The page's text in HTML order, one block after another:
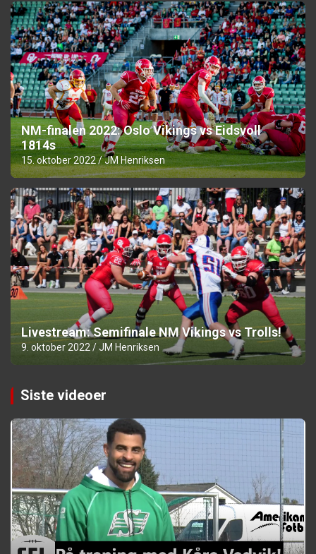
NM-finalen 2022: Oslo Vikings vs Eidsvoll
1814s
15. oktober 2022 JM Henriksen
Livestream: Semifinale NM Vikings vs Trolls!
9. oktober 2022 JM Henriksen
Siste videoer